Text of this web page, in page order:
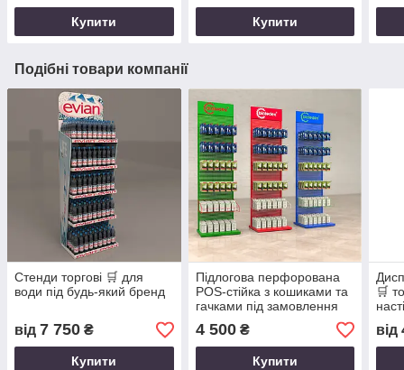
Купити Купити
Подібні товари компанії
Стенди торгові 🛒 для
води під будь-який бренд
від 7 750 ₴
Купити
Підлогова перфорована
POS-стійка з кошиками та
гачками під замовлення
4 500₴
Купити
🛒
від